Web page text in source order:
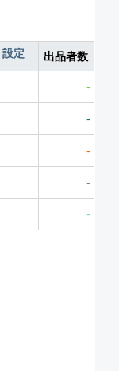
設定 出品者数
-
-
-
-
-